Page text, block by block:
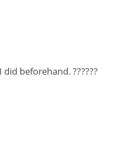
beforehand. ??????